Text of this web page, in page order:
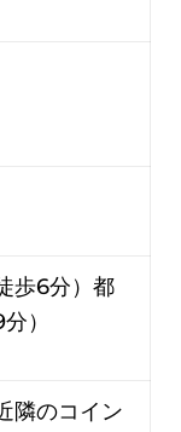
歩6分）都
）
隣のコイン